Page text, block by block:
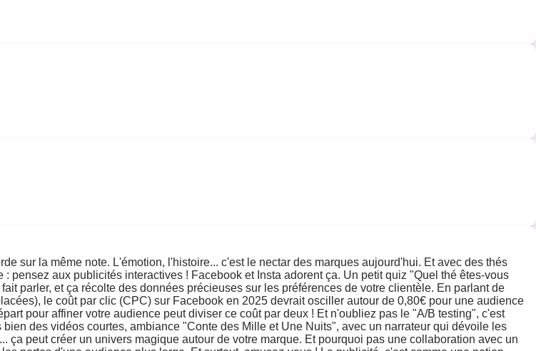
sur la même note. L'émotion, l'histoire... c'est le nectar des marques aujourd'hui. Et avec des thés
aux publicités interactives ! Facebook et Insta adorent ça. Un petit quiz "Quel thé êtes-vous
parler, et ça récolte des données précieuses sur les préférences de votre clientèle. En parlant de
le coût par clic (CPC) sur Facebook en 2025 devrait osciller autour de 0,80€ pour une audience
pour affiner votre audience peut diviser ce coût par deux ! Et n'oubliez pas le "A/B testing", c'est
des vidéos courtes, ambiance "Conte des Mille et Une Nuits", avec un narrateur qui dévoile les
ça peut créer un univers magique autour de votre marque. Et pourquoi pas une collaboration avec un